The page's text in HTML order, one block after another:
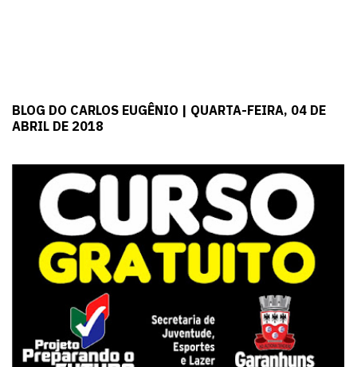
BLOG DO CARLOS EUGÊNIO | QUARTA-FEIRA, 04 DE
ABRIL DE 2018